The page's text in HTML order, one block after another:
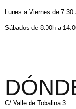
Lunes a Viernes de 7:30
Sábados de 8:00h a
C/ Valle de Tobalina 3